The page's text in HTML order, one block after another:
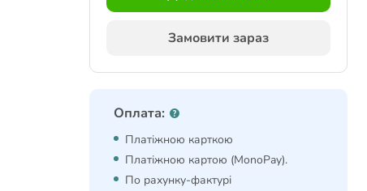
Замовити зараз
Оплата:
Платіжною карткою
Платіжною картою (MonoPay).
По рахунку-фактурі